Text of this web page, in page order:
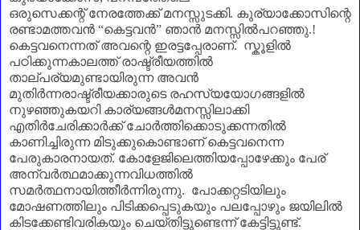
ഒരുസെക്കന്റ് നേരത്തേക്ക് മനസ്സുടക്കി. കുര്യാക്കോസിന്റെ
രണ്ടാമത്തവൻ “കെട്ടവൻ” ഞാൻ മനസ്സിൽപറഞ്ഞു.!
കെട്ടവനെന്നത് അവന്റെ ഇരട്ടപ്പേരാണ്‌. സ്കൂളിൽ
പഠിക്കുന്നകാലത്ത് രാഷ്ട്രീയത്തിൽ
താല്പര്യമുണ്ടായിരുന്ന അവൻ
മുതിർന്നരാഷ്ട്രീയക്കാരുടെ രഹസ്യയോഗങ്ങളിൽ
നുഴഞ്ഞുകയറി കാര്യങ്ങൾമനസ്സിലാക്കി
എതിർചേരിക്കാർക്ക് ചോർത്തിക്കൊടുക്കന്നതിൽ
കാണിച്ചിരുന്ന മിടുക്കുകൊണ്ടാണ്‌ കെട്ടവനെന്ന
പേരുകാരനായത്. കോളേജിലെത്തിയപ്പോഴേക്കും പേര്‌
അന്വർത്ഥമാക്കുന്നവിധത്തിൽ
സമർത്ഥനായിത്തീർന്നിരുന്നു. പോക്കറ്റടിയിലും
മോഷണത്തിലും പിടിക്കപ്പെടുകയും പലപ്പോഴും ജയിലിൽ
കിടക്കേണ്ടിവരികയും ചെയ്തിട്ടുണ്ടെന്ന് കേട്ടിട്ടുണ്ട്.